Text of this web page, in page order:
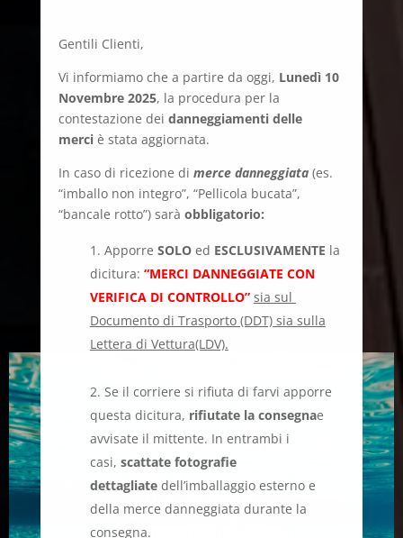
Gentili Clienti,
Vi informiamo che a partire da oggi, Lunedì 10
Novembre 2025, la procedura per la
contestazione dei danneggiamenti delle
merciè stata aggiornata.
In caso di ricezione di merce danneggiata (es.
“imballo non integro”, “Pellicola bucata”,
“bancale rotto”) sarà obbligatorio:
Apporre SOLOed ESCLUSIVAMENTE la
dicitura: “MERCI DANNEGGIATE CON
VERIFICA DI CONTROLLO” sia sul
Documento di Trasporto (DDT) sia sulla
Lettera di Vettura(LDV).
Se il corriere si rifiuta di farvi apporre
questa dicitura, rifiutate la consegnae
avvisate il mittente. In entrambi i
casi, scattate fotografie
dettagliatedell’imballaggio esterno e
della merce danneggiata durante la
consegna.